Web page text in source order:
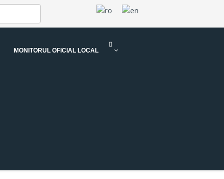
MONITORUL OFICIAL LOCAL